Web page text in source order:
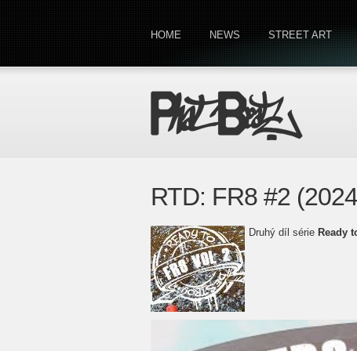
HOME NEWS STREET ART
RTD: FR8 #2
Druhý díl série Ready